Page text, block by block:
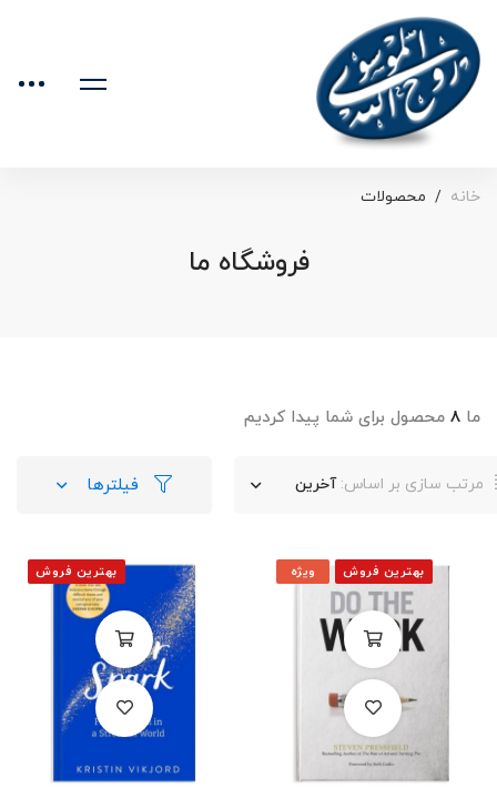
خانه محصولات
فروشگاه ما
ما ۸ محصول برای شما پیدا کردیم
مرتب سازی بر اساس: آخرین فیلترها
بهترین فروش ویژه بهترین فروش